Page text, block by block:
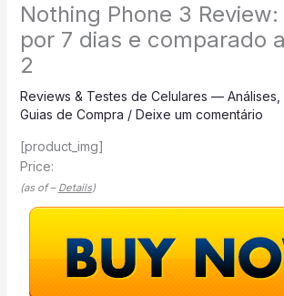
Nothing Phone 3
por 7 dias e comparado
2
Reviews & Testes de Celulares — Análises,
Guias de Compra / Deixe um comentário
[product_img]
Price:
(as of – Details)